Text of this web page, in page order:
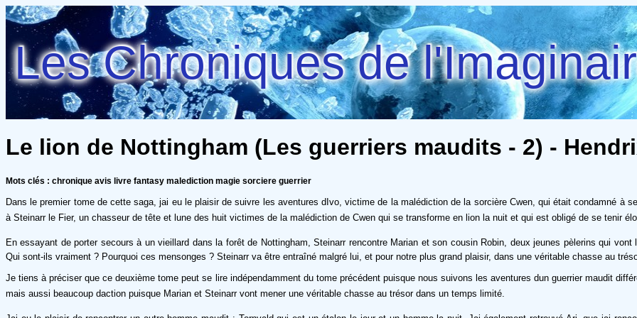
Les Chroniques de
Le lion de Nottingham (Les guerriers maudits - 2) -
Mots clés : chronique avis livre fantasy malediction magie sorciere guerrier
Dans le premier tome de cette saga, jai eu le plaisir de suivre les aventures dIvo, victime de la malédiction de la sorcière Cwen, qui était condamné à
à Steinarr le Fier, un chasseur de tête et lune des huit victimes de la malédiction de Cwen qui se transforme en lion la nuit et qui est obligé de se tenir
En essayant de porter secours à un vieillard dans la forêt de Nottingham, Steinarr rencontre Marian et son cousin Robin, deux jeunes pèlerins qui
Qui sont-ils vraiment ? Pourquoi ces mensonges ? Steinarr va être entraîné malgré lui, et pour notre plus grand plaisir, dans une véritable chasse au
Je tiens à préciser que ce deuxième tome peut se lire indépendamment du tome précédent puisque nous suivons les aventures dun guerrier maudit
mais aussi beaucoup daction puisque Marian et Steinarr vont mener une véritable chasse au trésor dans un temps limité.